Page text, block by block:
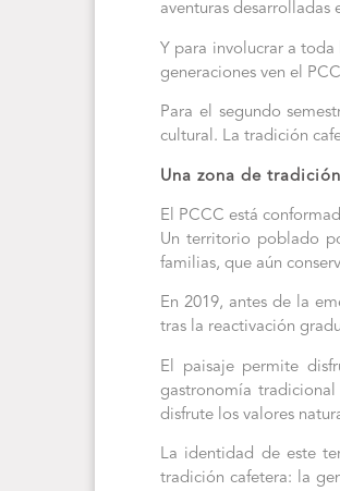
aventuras desarrolladas
Y para involucrar a toda
generaciones ven el
Para el segundo
cultural. La tradición
Una zona de
El PCCC está
Un territorio poblado
familias, que aún
En 2019, antes de la
tras la reactivación
El paisaje permite
gastronomía
disfrute los valores
La identidad de este
tradición cafetera: la